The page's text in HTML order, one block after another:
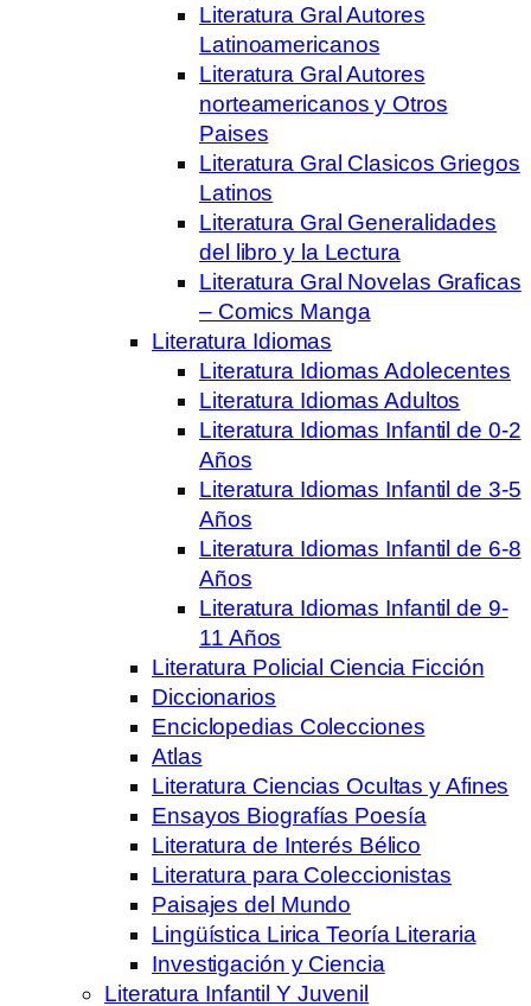
Literatura Gral Autores
Latinoamericanos
Literatura Gral Autores
norteamericanos y Otros
Paises
Literatura Gral Clasicos Griegos
Latinos
Literatura Gral Generalidades
del libro y la Lectura
Literatura Gral Novelas Graficas
– Comics Manga
Literatura Idiomas
Literatura Idiomas Adolecentes
Literatura Idiomas Adultos
Literatura Idiomas Infantil de 0-2
Años
Literatura Idiomas Infantil de 3-5
Años
Literatura Idiomas Infantil de 6-8
Años
Literatura Idiomas Infantil de 9-
11 Años
Literatura Policial Ciencia Ficción
Diccionarios
Enciclopedias Colecciones
Atlas
Literatura Ciencias Ocultas y Afines
Ensayos Biografías Poesía
Literatura de Interés Bélico
Literatura para Coleccionistas
Paisajes del Mundo
Lingüística Lirica Teoría Literaria
Investigación y Ciencia
Literatura Infantil Y Juvenil